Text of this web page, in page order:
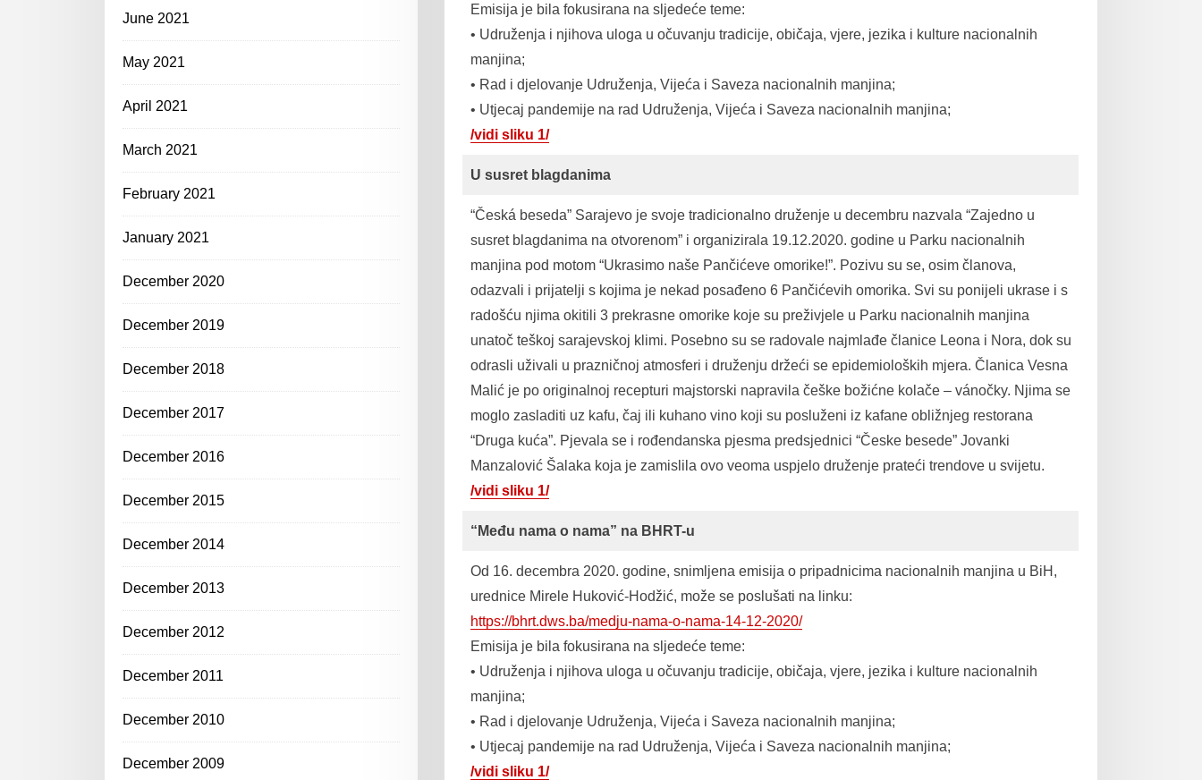
June 2021
May 2021
April 2021
March 2021
February 2021
January 2021
December 2020
December 2019
December 2018
December 2017
December 2016
December 2015
December 2014
December 2013
December 2012
December 2011
December 2010
December 2009
Emisija je bila fokusirana na sljedeće teme:
• Udruženja i njihova uloga u očuvanju tradicije, običaja, vjere, jezika i kulture nacionalnih
manjina;
• Rad i djelovanje Udruženja, Vijeća i Saveza nacionalnih manjina;
• Utjecaj pandemije na rad Udruženja, Vijeća i Saveza nacionalnih manjina;
/vidi sliku 1/
U susret blagdanima
“Česká beseda” Sarajevo je svoje tradicionalno druženje u decembru nazvala “Zajedno u
susret blagdanima na otvorenom” i organizirala 19.12.2020. godine u Parku nacionalnih
manjina pod motom “Ukrasimo naše Pančićeve omorike!”. Pozivu su se, osim članova,
odazvali i prijatelji s kojima je nekad posađeno 6 Pančićevih omorika. Svi su ponijeli ukrase i s
radošću njima okitili 3 prekrasne omorike koje su preživjele u Parku nacionalnih manjina
unatoč teškoj sarajevskoj klimi. Posebno su se radovale najmlađe članice Leona i Nora, dok su
odrasli uživali u prazničnoj atmosferi i druženju držeći se epidemioloških mjera. Članica Vesna
Malić je po originalnoj recepturi majstorski napravila češke božićne kolače – vánočky. Njima se
moglo zasladiti uz kafu, čaj ili kuhano vino koji su posluženi iz kafane obližnjeg restorana
“Druga kuća”. Pjevala se i rođendanska pjesma predsjednici “Česke besede” Jovanki
Manzalović Šalaka koja je zamislila ovo veoma uspjelo druženje prateći trendove u svijetu.
/vidi sliku 1/
“Među nama o nama” na BHRT-u
Od 16. decembra 2020. godine, snimljena emisija o pripadnicima nacionalnih manjina u BiH,
urednice Mirele Huković-Hodžić, može se poslušati na linku:
https://bhrt.dws.ba/medju-nama-o-nama-14-12-2020/
Emisija je bila fokusirana na sljedeće teme:
• Udruženja i njihova uloga u očuvanju tradicije, običaja, vjere, jezika i kulture nacionalnih
manjina;
• Rad i djelovanje Udruženja, Vijeća i Saveza nacionalnih manjina;
• Utjecaj pandemije na rad Udruženja, Vijeća i Saveza nacionalnih manjina;
/vidi sliku 1/